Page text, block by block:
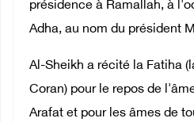
présidence à Ramallah, à
Adha, au nom du président
Al-Sheikh a récité la Fatiha
Coran) pour le repos de
Arafat et pour les âmes de